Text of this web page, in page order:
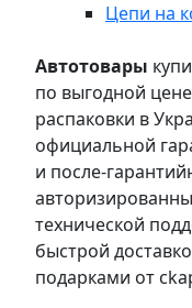
Цепи на
Автотовары
по выгодной
распаковки в
официальной
и после-
технической
быстрой
подарками от